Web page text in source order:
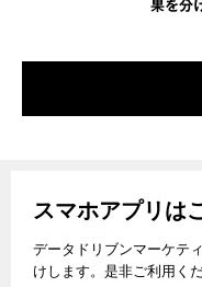
果を分
スマホアプリは
データドリブンマーケテ
けします。是非ご利用くだ